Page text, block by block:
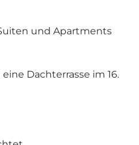
und Apartments
Dachterrasse im 16.